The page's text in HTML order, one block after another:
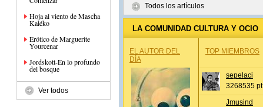
Hoja al viento de Mascha
Kaléko
Erótico de Marguerite
Yourcenar
Jordskott-En lo profundo
del bosque
Ver todos
Todos los artículos
LA COMUNIDAD CULTURA Y OCIO
EL AUTOR DEL
DÍA
TOP MIEMBROS
sepelaci
3268535 pt
Jmusind